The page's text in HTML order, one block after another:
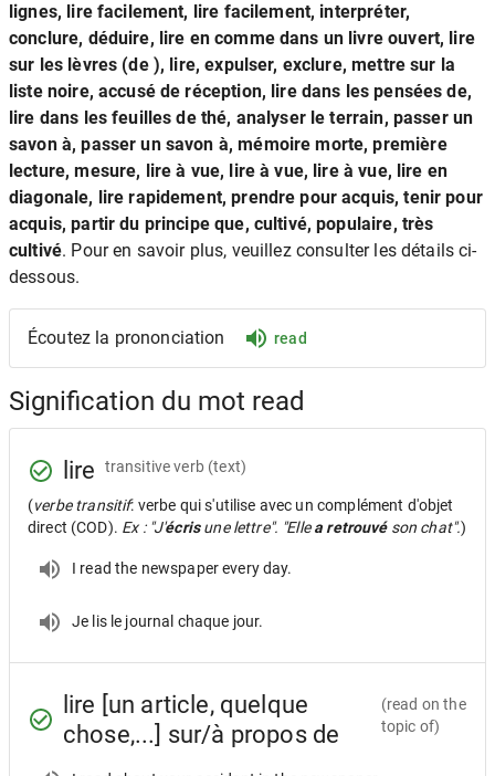
lignes, lire facilement, lire facilement, interpréter,
conclure, déduire, lire en comme dans un livre ouvert, lire
sur les lèvres (de ), lire, expulser, exclure, mettre sur la
liste noire, accusé de réception, lire dans les pensées de,
lire dans les feuilles de thé, analyser le terrain, passer un
savon à, passer un savon à, mémoire morte, première
lecture, mesure, lire à vue, lire à vue, lire à vue, lire en
diagonale, lire rapidement, prendre pour acquis, tenir pour
acquis, partir du principe que, cultivé, populaire, très
cultivé. Pour en savoir plus, veuillez consulter les détails ci-
dessous.
Écoutez la prononciation read
Signification du mot read
lire transitive verb (text)
(verbe transitif: verbe qui s'utilise avec un complément d'objet
direct (COD). Ex : "J'écrisune lettre". "Ellea retrouvéson chat".)
I read the newspaper every day.
Je lis le journal chaque jour.
lire [un article, quelque
chose,...] sur/à propos de
(read on the
topic of)